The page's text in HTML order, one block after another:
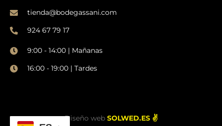
tienda@bodegassani.com
924 67 79 17
9:00 - 14:00 | Mañanas
16:00 - 19:00 | Tardes
Diseño web SOLWED.ES ✌️